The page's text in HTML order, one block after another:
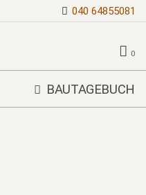
040 64855081
0
BAUTAGEBUCH